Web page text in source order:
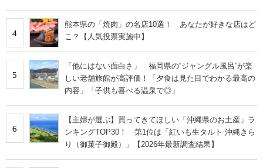
4
熊本県の「焼肉」の名店10選！ あなたが好きな店はど
こ？【人気投票実施中】
5
「他にはない面白さ」 福岡県の“ジャングル風呂”が楽
しい老舗旅館が高評価！「夕食は見た目でわかる最高の
内容」「子供も喜べる温泉で◎」
6
【主婦が選ぶ】買ってきてほしい「沖縄県のお土産」ラ
ンキングTOP30！ 第1位は「紅いも生タルト 沖縄きら
り（御菓子御殿）」【2026年最新調査結果】